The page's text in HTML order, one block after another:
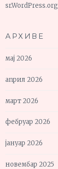
sr.WordPress.org
АРХИВЕ
мај 2026
април 2026
март 2026
фебруар 2026
јануар 2026
новембар 2025